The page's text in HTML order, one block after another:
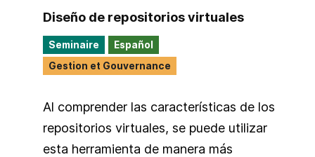
Diseño de repositorios virtuales
Seminaire
Español
Gestion et Gouvernance
Al comprender las características de los
repositorios virtuales, se puede utilizar
esta herramienta de manera más